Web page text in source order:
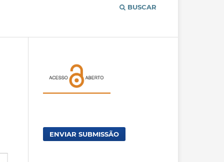
BUSCAR
ENVIAR SUBMISSÃO